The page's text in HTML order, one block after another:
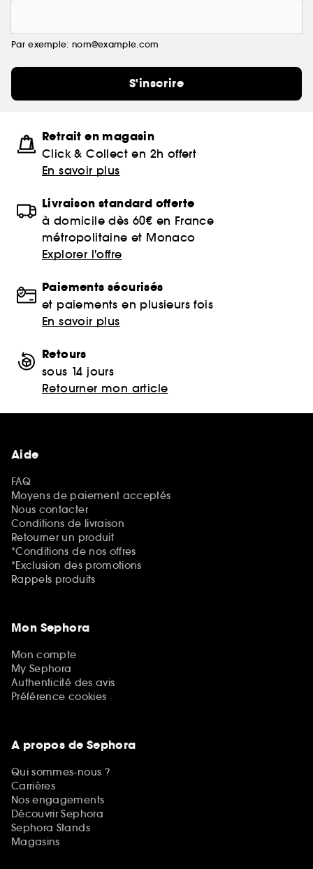
Par exemple: nom@example.com
S'inscrire
Retrait en magasin
Click & Collect en 2h offert
En savoir plus
Livraison standard offerte
à domicile dès 60€ en France
métropolitaine et Monaco
Explorer l'offre
Paiements sécurisés
et paiements en plusieurs fois
En savoir plus
Retours
sous 14 jours
Retourner mon article
Aide
FAQ
Moyens de paiement acceptés
Nous contacter
Conditions de livraison
Retourner un produit
*Conditions de nos offres
*Exclusion des promotions
Rappels produits
Mon Sephora
Mon compte
My Sephora
Authenticité des avis
Préférence cookies
A propos de Sephora
Qui sommes-nous ?
Carrières
Nos engagements
Découvrir Sephora
Sephora Stands
Magasins